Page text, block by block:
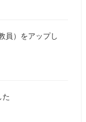
員）をアップし
た